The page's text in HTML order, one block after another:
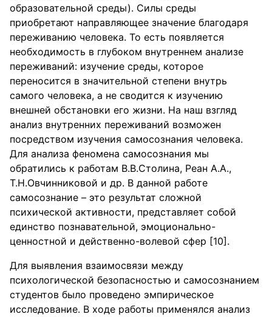
образовательной среды). Силы среды
приобретают направляющее значение благодаря
переживанию человека. То есть появляется
необходимость в глубоком внутреннем анализе
переживаний: изучение среды, которое
переносится в значительной степени внутрь
самого человека, а не сводится к изучению
внешней обстановки его жизни. На наш взгляд
анализ внутренних переживаний возможен
посредством изучения самосознания человека.
Для анализа феномена самосознания мы
обратились к работам В.В.Столина, Реан А.А.,
Т.Н.Овчинниковой и др. В данной работе
самосознание – это результат сложной
психической активности, представляет собой
единство познавательной, эмоционально-
ценностной и действенно-волевой сфер [10].
Для выявления взаимосвязи между
психологической безопасностью и самосознанием
студентов было проведено эмпирическое
исследование. В ходе работы применялся анализ